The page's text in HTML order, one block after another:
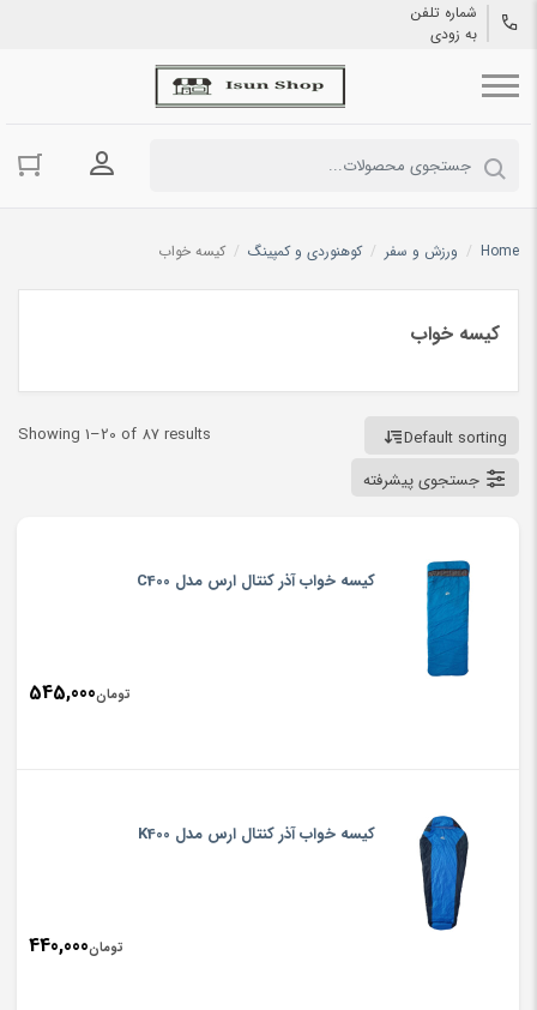
شماره تلفن
به زودی
ورود به
Home
/ ورزش و سفر / کوهنوردی و کمپینگ / کیسه خواب
کیسه خواب
Showing 1–20 of 87 results
Default sorting
جستجوی پیشرفته
کیسه خواب آذر کنتال ارس مدل C400
تومان545,000
کیسه خواب آذر کنتال ارس مدل K400
تومان440,000